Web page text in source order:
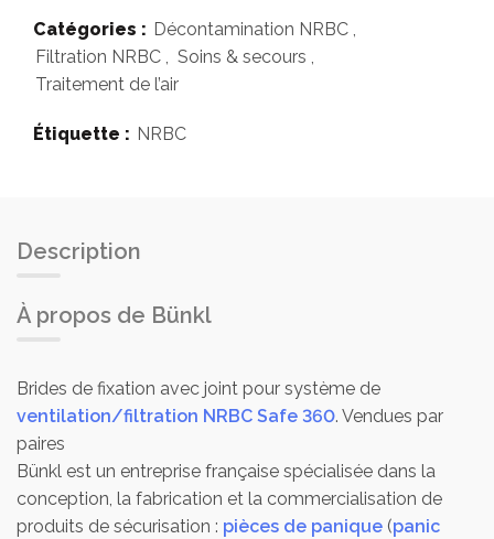
Catégories : Décontamination NRBC ,
Filtration NRBC , Soins & secours ,
Traitement de l’air
Étiquette : NRBC
Description
À propos de Bünkl
Brides de fixation avec joint pour système de
ventilation/filtration NRBC Safe 360. Vendues par
paires
Bünkl est un entreprise française spécialisée dans la
conception, la fabrication et la commercialisation de
produits de sécurisation : pièces de panique (panic